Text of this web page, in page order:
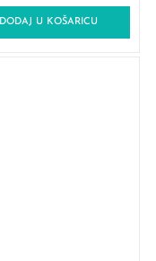
DODAJ U KOŠARICU